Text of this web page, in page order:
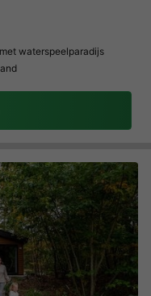
waterspeelparadijs